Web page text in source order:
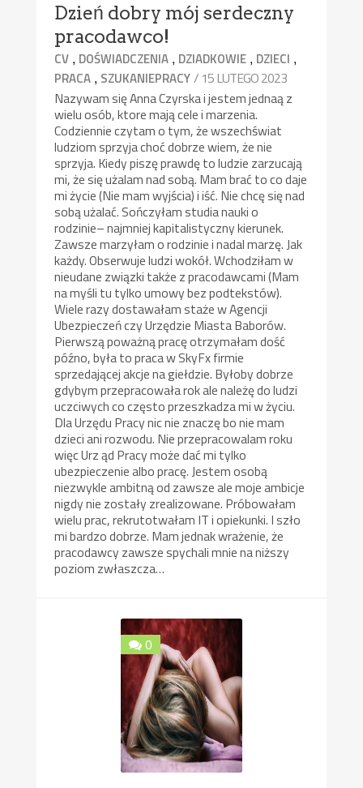
Dzień dobry mój serdeczny
pracodawco!
CV , DOŚWIADCZENIA , DZIADKOWIE , DZIECI ,
PRACA , SZUKANIEPRACY/ 15 LUTEGO 2023
Nazywam się Anna Czyrska i jestem jednaą z
wielu osób, ktore mają cele i marzenia.
Codziennie czytam o tym, że wszechświat
ludziom sprzyja choć dobrze wiem, że nie
sprzyja. Kiedy piszę prawdę to ludzie zarzucają
mi, że się użalam nad sobą. Mam brać to co daje
mi życie (Nie mam wyjścia) i iść. Nie chcę się nad
sobą użalać. Sończyłam studia nauki o
rodzinie– najmniej kapitalistyczny kierunek.
Zawsze marzyłam o rodzinie i nadal marzę. Jak
każdy. Obserwuje ludzi wokół. Wchodziłam w
nieudane związki także z pracodawcami (Mam
na myśli tu tylko umowy bez podtekstów).
Wiele razy dostawałam staże w Agencji
Ubezpieczeń czy Urzędzie Miasta Baborów.
Pierwszą poważną pracę otrzymałam dość
późno, była to praca w SkyFx firmie
sprzedającej akcje na giełdzie. Byłoby dobrze
gdybym przepracowała rok ale należę do ludzi
uczciwych co często przeszkadza mi w życiu.
Dla Urzędu Pracy nic nie znaczę bo nie mam
dzieci ani rozwodu. Nie przepracowalam roku
więc Urz ąd Pracy może dać mi tylko
ubezpieczenie albo pracę. Jestem osobą
niezwykle ambitną od zawsze ale moje ambicje
nigdy nie zostały zrealizowane. Próbowałam
wielu prac, rekrutotwałam IT i opiekunki. I szło
mi bardzo dobrze. Mam jednak wrażenie, że
pracodawcy zawsze spychali mnie na niższy
poziom zwłaszcza…
0